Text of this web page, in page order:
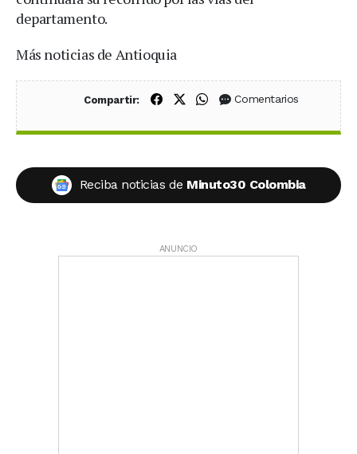
departamento.
Más noticias de Antioquia
Compartir: Compartir en Facebook
Compartir en X (Twitter)
Compartir en WhatsApp
Comentarios
Reciba noticias de Minuto30 Colombia
ANUNCIO